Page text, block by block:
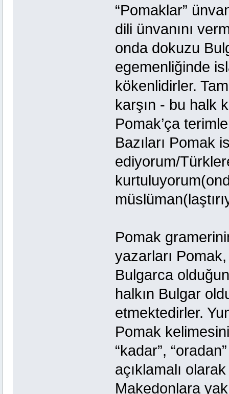
“Pomaklar”
dili ünvanını
onda dokuzu
egemenliğinde
kökenlidirler.
karşın - bu halk
Pomak’ça
Bazıları Pomak
ediyorum/
Pomak
yazarları
Bulgarca
halkın Bulgar
etmektedirler.
Pomak
“kadar”,
açıklamalı
Makedonlara